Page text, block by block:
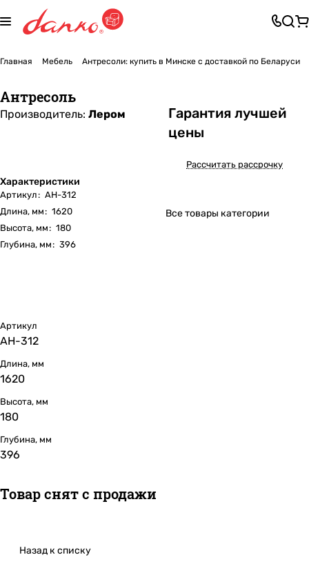
Главная Мебель Антресоли: купить в Минске с доставкой по Беларуси
Антресоль
Производитель: Лером
Характеристики
Артикул: АН-312
Длина, мм: 1620
Высота, мм: 180
Глубина, мм: 396
Гарантия лучшей
цены
Рассчитать рассрочку
Все товары категории
Артикул
АН-312
Длина, мм
1620
Высота, мм
180
Глубина, мм
396
Товар снят с продажи
Назад к списку